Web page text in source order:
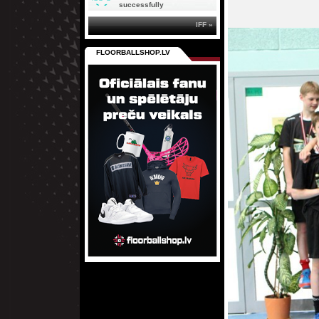
successfully
IFF »
FLOORBALLSHOP.LV